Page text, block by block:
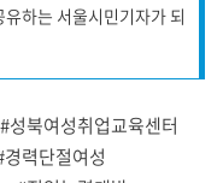
하는 서울시민기자가 되
#성북여성취업교육센터
경력단절여성